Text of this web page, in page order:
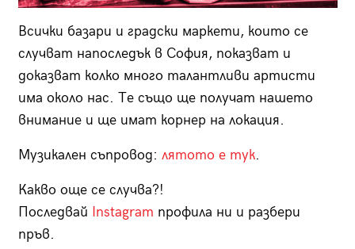
Всички базари и градски маркети, които се
случват напоследък в София, показват и
доказват колко много талантливи артисти
има около нас. Те също ще получат нашето
внимание и ще имат корнер на локация.
Музикален съпровод: лятото е тук.
Какво още се случва?!
Последвай Instagram профила ни и разбери
пръв.